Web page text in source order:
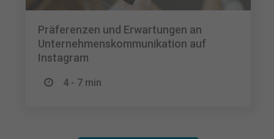
Präferenzen und Erwartungen an
Unternehmenskommunikation auf
Instagram
4 - 7 min